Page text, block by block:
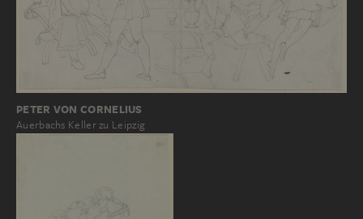
PETER VON CORNELIUS
Auerbachs Keller zu Leipzig